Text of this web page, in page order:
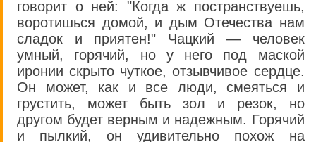
говорит о ней: "Когда ж постранствуешь,
воротишься домой, и дым Отечества нам
сладок и приятен!" Чацкий — человек
умный, горячий, но у него под маской
иронии скрыто чуткое, отзывчивое сердце.
Он может, как и все люди, смеяться и
грустить, может быть зол и резок, но
другом будет верным и надежным. Горячий
и пылкий, он удивительно похож на